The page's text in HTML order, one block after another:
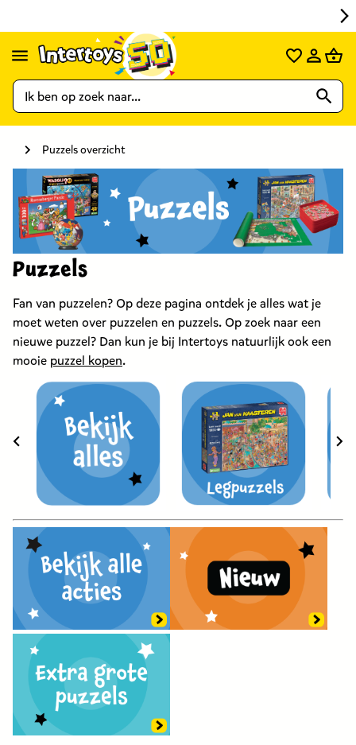
Puzzels overzicht
Puzzels
Fan van puzzelen? Op deze pagina ontdek je alles wat je
moet weten over puzzelen en puzzels. Op zoek naar een
nieuwe puzzel? Dan kun je bij Intertoys natuurlijk ook een
mooie puzzel kopen.